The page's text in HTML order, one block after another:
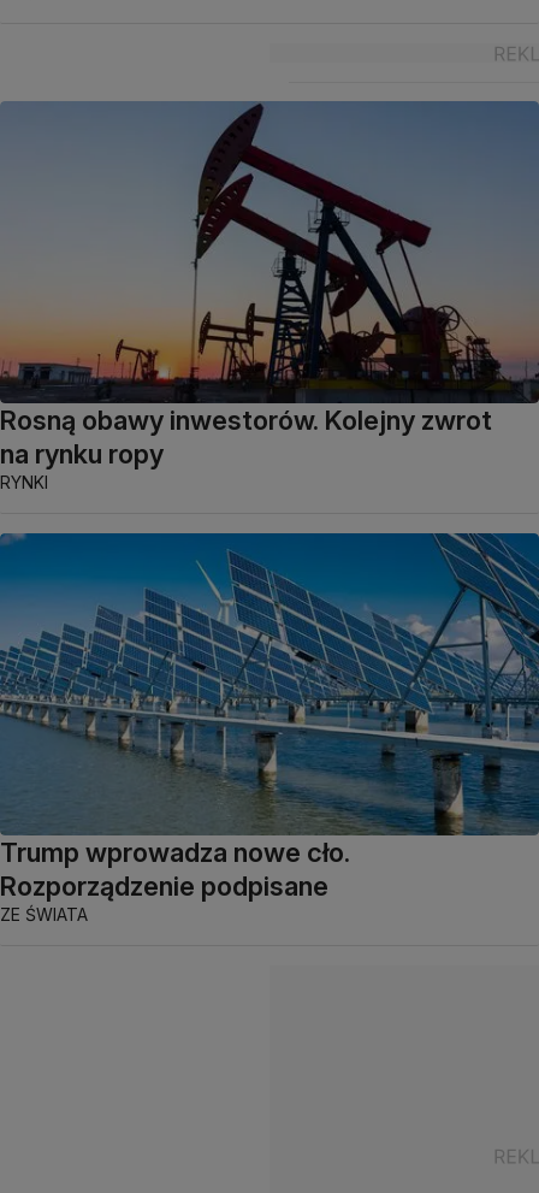
Rosną obawy inwestorów. Kolejny zwrot
na rynku ropy
RYNKI
Trump wprowadza nowe cło.
Rozporządzenie podpisane
ZE ŚWIATA